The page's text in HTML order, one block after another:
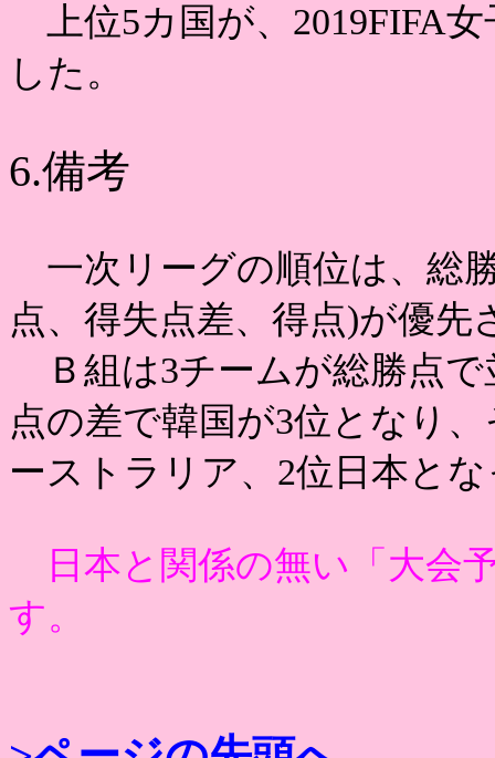
上位5カ国が、2019FIFA
した。
6.備考
一次リーグの順位は、総
点、得失点差、得点)が優先
Ｂ組は3チームが総勝点で
点の差で韓国が3位となり
ーストラリア、2位日本と
日本と関係の無い「大会
す。